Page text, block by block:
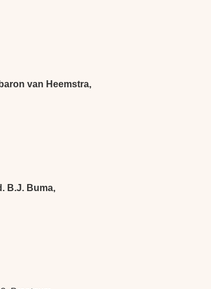
van Heemstra,
B.J. Buma,